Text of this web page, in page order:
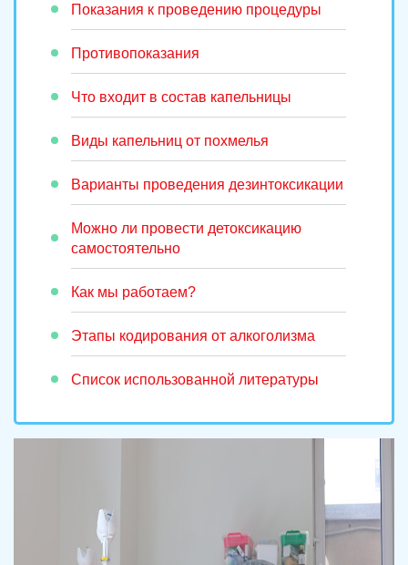
Показания к проведению процедуры
Противопоказания
Что входит в состав капельницы
Виды капельниц от похмелья
Варианты проведения дезинтоксикации
Можно ли провести детоксикацию
самостоятельно
Как мы работаем?
Этапы кодирования от алкоголизма
Список использованной литературы